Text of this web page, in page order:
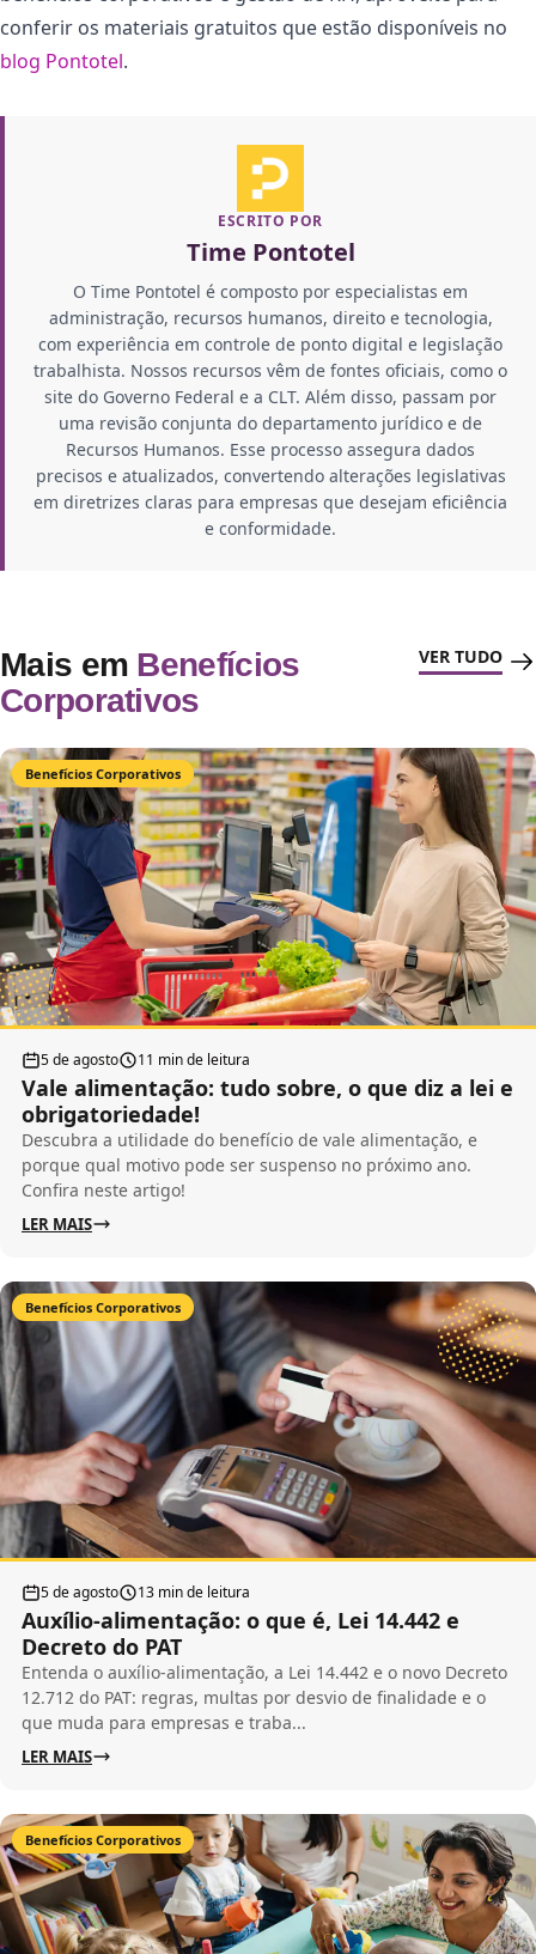
conferir os materiais gratuitos que estão disponíveis no
blog Pontotel.
ESCRITO POR
Time Pontotel
O Time Pontotel é composto por especialistas em
administração, recursos humanos, direito e tecnologia,
com experiência em controle de ponto digital e legislação
trabalhista. Nossos recursos vêm de fontes oficiais, como o
site do Governo Federal e a CLT. Além disso, passam por
uma revisão conjunta do departamento jurídico e de
Recursos Humanos. Esse processo assegura dados
precisos e atualizados, convertendo alterações legislativas
em diretrizes claras para empresas que desejam eficiência
e conformidade.
Mais em Benefícios
Corporativos
VER TUDO
Benefícios Corporativos
5 de agosto 11 min de leitura
Vale alimentação: tudo sobre, o que diz a lei e
obrigatoriedade!
Descubra a utilidade do benefício de vale alimentação, e
porque qual motivo pode ser suspenso no próximo ano.
Confira neste artigo!
LER MAIS
Benefícios Corporativos
5 de agosto 13 min de leitura
Auxílio-alimentação: o que é, Lei 14.442 e
Decreto do PAT
Entenda o auxílio-alimentação, a Lei 14.442 e o novo Decreto
12.712 do PAT: regras, multas por desvio de finalidade e o
que muda para empresas e traba...
LER MAIS
Benefícios Corporativos